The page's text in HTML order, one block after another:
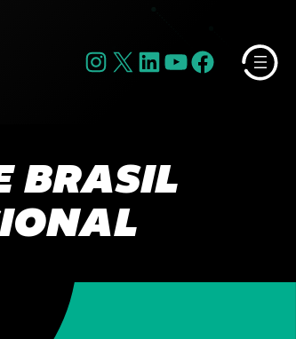
Instagram X LinkedIn YouTube Facebook
BRASIL